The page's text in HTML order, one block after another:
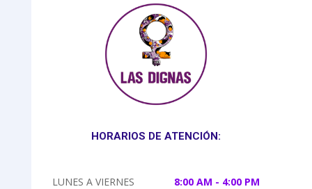
HORARIOS DE ATENCIÓN:
LUNES A VIERNES 8:00 AM - 4:00 PM